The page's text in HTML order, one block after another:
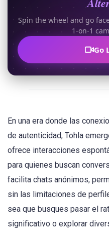
Spin the wheel and go
1-on-1
Go
En una era donde las
de autenticidad, Tohla
ofrece interacciones
para quienes buscan
facilita chats anónimos,
sin las limitaciones de
sea que busques pasar el
significativo o explorar